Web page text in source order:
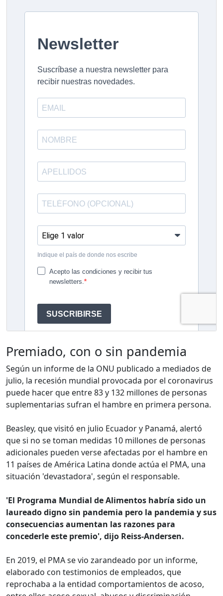
Premiado, con o sin pandemia
Según un informe de la ONU publicado a mediados de
julio, la recesión mundial provocada por el coronavirus
puede hacer que entre 83 y 132 millones de personas
suplementarias sufran el hambre en primera persona.
Beasley, que visitó en julio Ecuador y Panamá, alertó
que si no se toman medidas 10 millones de personas
adicionales pueden verse afectadas por el hambre en
11 países de América Latina donde actúa el PMA, una
situación 'devastadora', según el responsable.
'El Programa Mundial de Alimentos habría sido un
laureado digno sin pandemia pero la pandemia y sus
consecuencias aumentan las razones para
concederle este premio', dijo Reiss-Andersen.
En 2019, el PMA se vio zarandeado por un informe,
elaborado con testimonios de empleados, que
reprochaba a la entidad comportamientos de acoso,